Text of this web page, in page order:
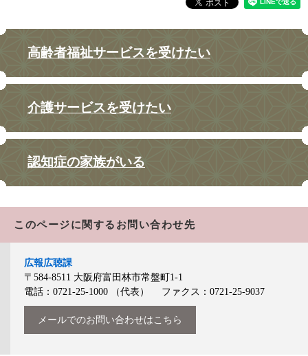
高齢者福祉サービスを受けたい
介護サービスを受けたい
認知症の家族がいる
このページに関するお問い合わせ先
広報広聴課
〒584-8511 大阪府富田林市常盤町1-1
電話：0721-25-1000
（代表） ファクス：0721-25-9037
メールでのお問い合わせはこちら